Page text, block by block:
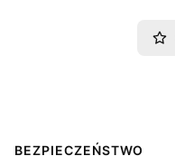
BEZPIECZEŃSTWO